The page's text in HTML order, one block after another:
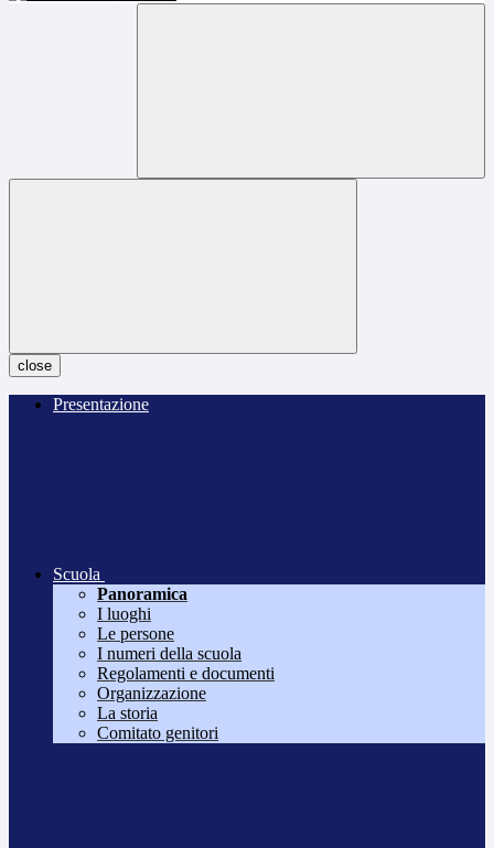
close
Presentazione
Scuola
Panoramica
I luoghi
Le persone
I numeri della scuola
Regolamenti e documenti
Organizzazione
La storia
Comitato genitori